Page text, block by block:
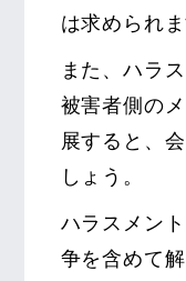
は求められま
また、ハラ
被害者側の
展すると、
しょう。
ハラスメン
争を含めて